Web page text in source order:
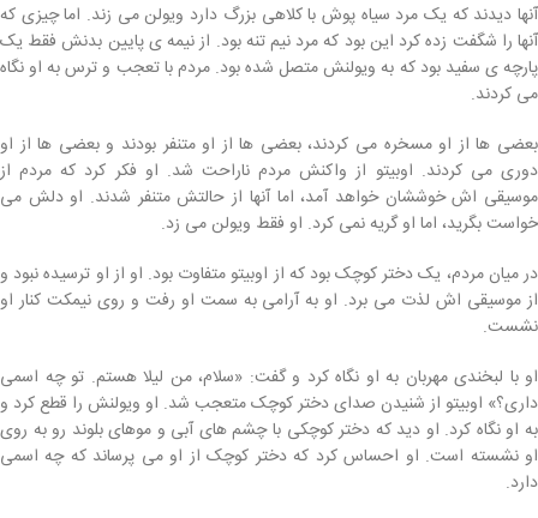
آنها دیدند که یک مرد سیاه پوش با کلاهی بزرگ دارد ویولن می زند. اما چیزی که
آنها را شگفت زده کرد این بود که مرد نیم تنه بود. از نیمه ی پایین بدنش فقط یک
پارچه ی سفید بود که به ویولنش متصل شده بود. مردم با تعجب و ترس به او نگاه
می کردند.
بعضی ها از او مسخره می کردند، بعضی ها از او متنفر بودند و بعضی ها از او
دوری می کردند. اوبیتو از واکنش مردم ناراحت شد. او فکر کرد که مردم از
موسیقی اش خوششان خواهد آمد، اما آنها از حالتش متنفر شدند. او دلش می
خواست بگرید، اما او گریه نمی کرد. او فقط ویولن می زد.
در میان مردم، یک دختر کوچک بود که از اوبیتو متفاوت بود. او از او ترسیده نبود و
از موسیقی اش لذت می برد. او به آرامی به سمت او رفت و روی نیمکت کنار او
نشست.
او با لبخندی مهربان به او نگاه کرد و گفت: «سلام، من لیلا هستم. تو چه اسمی
داری؟» اوبیتو از شنیدن صدای دختر کوچک متعجب شد. او ویولنش را قطع کرد و
به او نگاه کرد. او دید که دختر کوچکی با چشم های آبی و موهای بلوند رو به روی
او نشسته است. او احساس کرد که دختر کوچک از او می پرساند که چه اسمی
دارد.